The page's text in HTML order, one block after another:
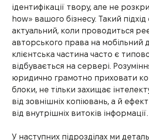
ідентифікації твору, але не
how» вашого бізнесу. Такий
актуальний, коли проводиться
авторського права на мобільний
клієнтська частина часто є
відбувається на сервері.
юридично грамотно приховати
блоки, не тільки захищає
від зовнішніх копіювань, а й
від внутрішніх витоків інформації.
У наступних підрозділах ми